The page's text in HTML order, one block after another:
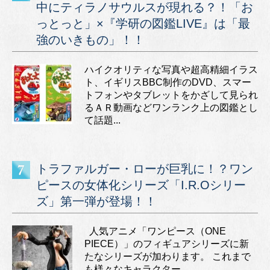
中にティラノサウルスが現れる？！「お
っとっと」×『学研の図鑑LIVE』は「最
強のいきもの」！！
ハイクオリティな写真や超高精細イラス
ト、イギリスBBC制作のDVD、スマー
トフォンやタブレットをかざして見られ
るＡＲ動画などワンランク上の図鑑とし
て話題...
トラファルガー・ローが巨乳に！？ワン
ピースの女体化シリーズ「I.R.Oシリー
ズ」第一弾が登場！！
人気アニメ「ワンピース（ONE
PIECE）」のフィギュアシリーズに新
たなシリーズが加わります。 これまで